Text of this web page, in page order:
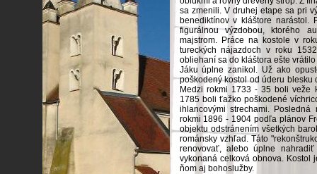
sa zmenili. V druhej etape sa pri
benediktínov v kláštore narástol.
figurálnou výzdobou, ktorého
majstrom. Práce na kostole v
tureckých nájazdoch v roku
obliehaní sa do kláštora ešte
Jáku úplne zanikol. Už ako
poškodený kostol od úderu
Medzi rokmi 1733 - 35 boli veže
1785 boli ťažko poškodené
ihlancovými strechami.
rokmi 1896 - 1904 podľa plánov
objektu odstránením všetkých
románsky vzhľad. Táto
renovovať, alebo úplne
vykonaná celková obnova. Kostol
ňom aj bohoslužby.